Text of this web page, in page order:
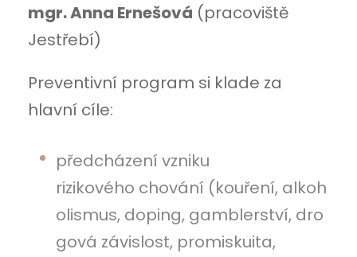
mgr. Anna Ernešová (pracoviště
Jestřebí)
Preventivní program si klade za
hlavní cíle:
předcházení vzniku
rizikového chování (kouření, alkoh
olismus, doping, gamblerství, dro
gová závislost, promiskuita,